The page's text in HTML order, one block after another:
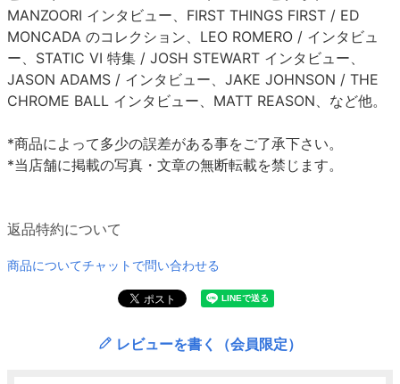
MANZOORI インタビュー、FIRST THINGS FIRST / ED
MONCADA のコレクション、LEO ROMERO / インタビュ
ー、STATIC VI 特集 / JOSH STEWART インタビュー、
JASON ADAMS / インタビュー、JAKE JOHNSON / THE
CHROME BALL インタビュー、MATT REASON、など他。
*商品によって多少の誤差がある事をご了承下さい。
*当店舗に掲載の写真・文章の無断転載を禁じます。
返品特約について
商品についてチャットで問い合わせる
レビューを書く（会員限定）